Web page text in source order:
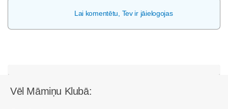
Lai komentētu, Tev ir jāielogojas
Vēl Māmiņu Klubā: